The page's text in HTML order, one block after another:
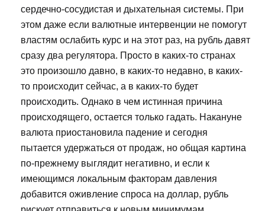
сердечно-сосудистая и дыхательная системы. При
этом даже если валютные интервенции не помогут
властям ослабить курс и на этот раз, на рубль давят
сразу два регулятора. Просто в каких-то странах
это произошло давно, в каких-то недавно, в каких-
то происходит сейчас, а в каких-то будет
происходить. Однако в чем истинная причина
происходящего, остается только гадать. Накануне
валюта приостановила падение и сегодня
пытается удержаться от продаж, но общая картина
по-прежнему выглядит негативно, и если к
имеющимся локальным факторам давления
добавится оживление спроса на доллар, рубль